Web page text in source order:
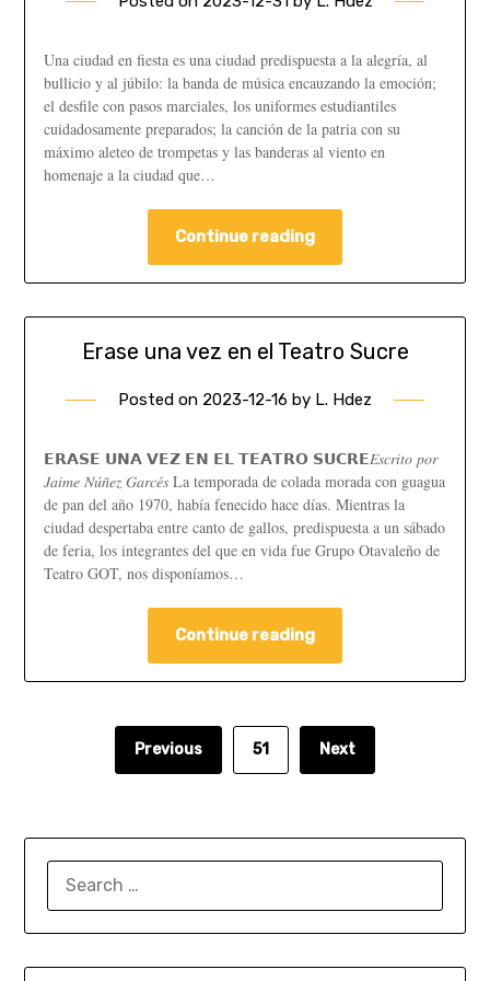
Una ciudad en fiesta es una ciudad pre­dispuesta a la alegría, al
bullicio y al júbilo: la banda de música encauzando la emoción;
el desfile con pasos marciales, los uniformes estu­diantiles
cuidadosamente preparados; la can­ción de la patria con su
máximo aleteo de trom­petas y las banderas al viento en
homenaje a la ciudad que…
Continue reading
Erase una vez en el Teatro Sucre
Posted on 2023-12-16 by L. Hdez
𝗘𝗥𝗔𝗦𝗘 𝗨𝗡𝗔 𝗩𝗘𝗭 𝗘𝗡 𝗘𝗟 𝗧𝗘𝗔𝗧𝗥𝗢 𝗦𝗨𝗖𝗥𝗘𝐸𝑠𝑐𝑟𝑖𝑡𝑜 𝑝𝑜𝑟
𝐽𝑎𝑖𝑚𝑒 𝑁𝑢́𝑛̃𝑒𝑧 𝐺𝑎𝑟𝑐𝑒́𝑠 La temporada de colada morada con guagua
de pan del año 1970, había fenecido hace días. Mientras la
ciudad despertaba entre canto de gallos, predispuesta a un sábado
de feria, los integrantes del que en vida fue Grupo Otavaleño de
Teatro GOT, nos disponíamos…
Continue reading
Previous 51 Next